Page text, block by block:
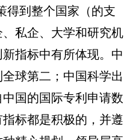
到整个国家（的支
私企、大学和研究机
指标中有所体现。中
球第二；中国科学出
国的国际专利申请数
标都是积极的，并遵